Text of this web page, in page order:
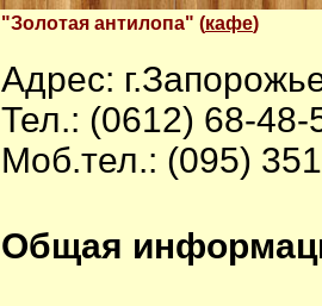
"Золотая антилопа" (кафе)
Адрес:
Тел.: (0612) 68-48-
Моб.тел.: (095)
Общая